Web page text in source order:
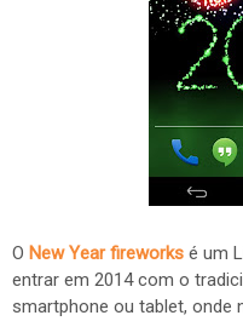
O New Year fireworks é um
entrar em 2014 com o
smartphone ou tablet, onde